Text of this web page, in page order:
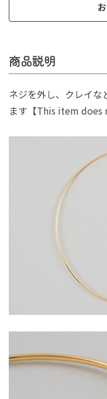
商品説明
ネジを外し、クレイ
ます【This item does